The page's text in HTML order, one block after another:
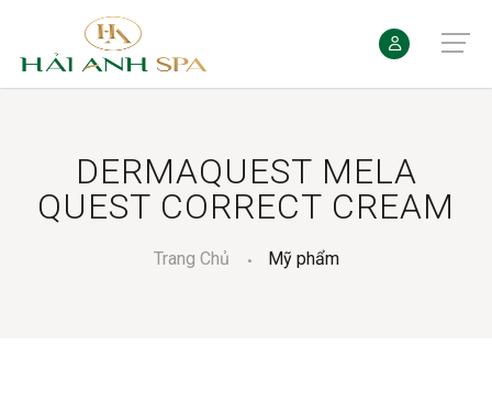
DERMAQUEST MELA
QUEST CORRECT CREAM
Trang Chủ Mỹ phẩm